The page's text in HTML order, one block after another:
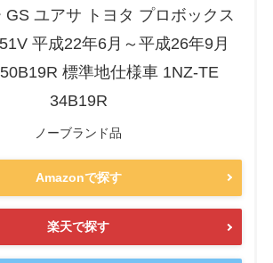
GS ユアサ トヨタ プロボックス
平成22年6月～平成26年9月
標準地仕様車 1NZ-TE
34B19R
ノーブランド品
Amazonで探す
楽天で探す